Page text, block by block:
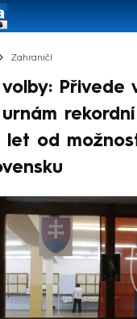
Zahraničí
volby: Přivede
let od